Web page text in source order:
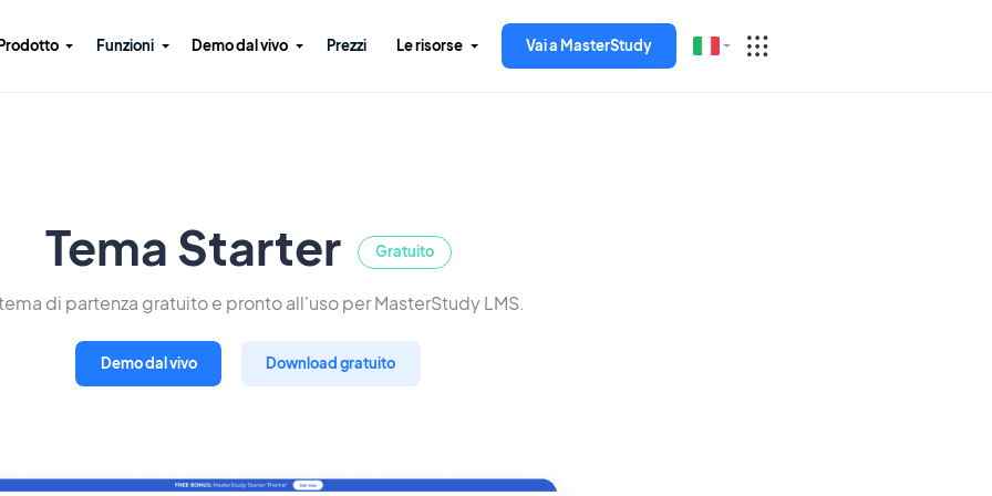
Funzioni Demo dal vivo Prezzi Le risorse Vai a MasterStudy
Tema Starter Gratuito
di partenza gratuito e pronto all'uso per MasterStudy LMS.
Demo dal vivo Download gratuito